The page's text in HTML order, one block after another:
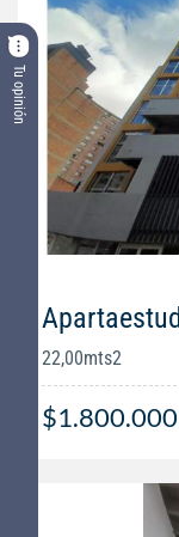
Tu opinión
22,00mts2
$1.800.000